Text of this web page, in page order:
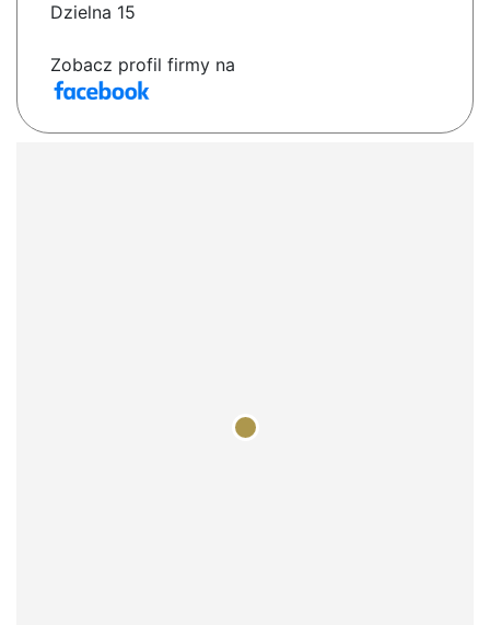
Dzielna 15
Zobacz profil firmy na